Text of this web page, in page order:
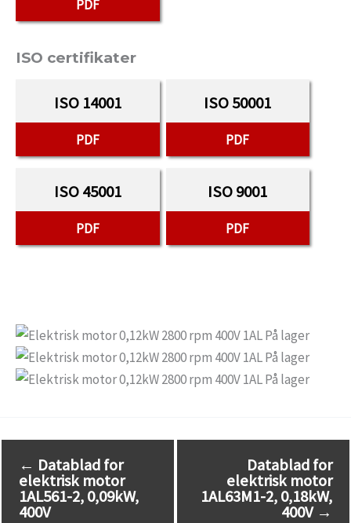
PDF
ISO certifikater
ISO 14001
PDF
ISO 50001
PDF
ISO 45001
PDF
ISO 9001
PDF
← Datablad for
elektrisk motor
1AL561-2, 0,09kW,
400V
Datablad for
elektrisk motor
1AL63M1-2, 0,18kW,
400V →